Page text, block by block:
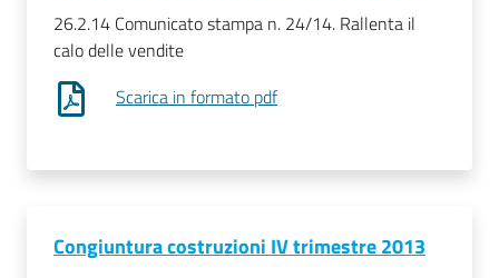
26.2.14 Comunicato stampa n. 24/14. Rallenta il
calo delle vendite
Scarica in formato pdf
Congiuntura costruzioni IV trimestre 2013